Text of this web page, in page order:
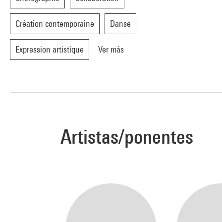
Création contemporaine Danse
Expression artistique Ver más
Artistas/ponentes